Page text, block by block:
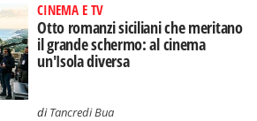
CINEMA E TV
Otto romanzi siciliani che meritano
il grande schermo: al cinema
un'Isola diversa
diTancredi Bua